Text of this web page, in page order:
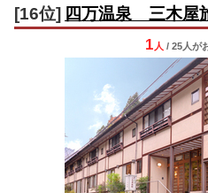
[16位] 四万温泉 三木屋
1 人 / 25人が